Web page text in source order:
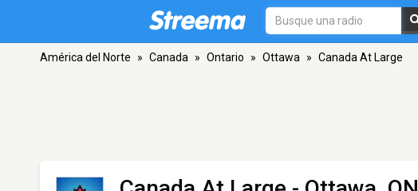
América del Norte » Canada » Ontario » Ottawa » Canada At Large